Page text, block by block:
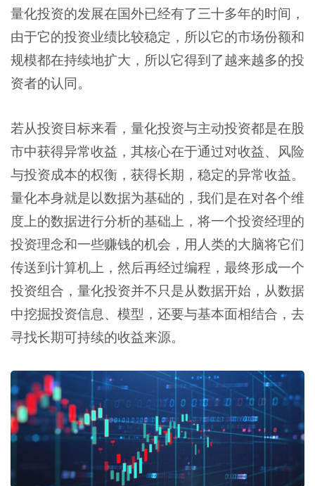
量化投资的发展在国外已经有了三十多年的时间，
由于它的投资业绩比较稳定，所以它的市场份额和
规模都在持续地扩大，所以它得到了越来越多的投
资者的认同。
若从投资目标来看，量化投资与主动投资都是在股
市中获得异常收益，其核心在于通过对收益、风险
与投资成本的权衡，获得长期，稳定的异常收益。
量化本身就是以数据为基础的，我们是在对各个维
度上的数据进行分析的基础上，将一个投资经理的
投资理念和一些赚钱的机会，用人类的大脑将它们
传送到计算机上，然后再经过编程，最终形成一个
投资组合，量化投资并不只是从数据开始，从数据
中挖掘投资信息、模型，还要与基本面相结合，去
寻找长期可持续的收益来源。